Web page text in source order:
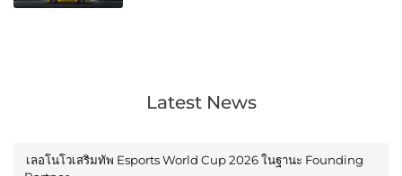
Latest News
เลอโนโวเสริมทัพ Esports World Cup 2026 ในฐานะ Founding